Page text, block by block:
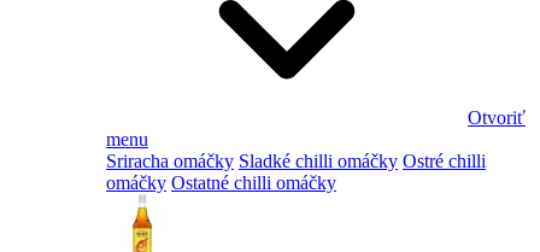
Otvoriť
menu
Sriracha omáčky Sladké chilli omáčky Ostré chilli
omáčky Ostatné chilli omáčky